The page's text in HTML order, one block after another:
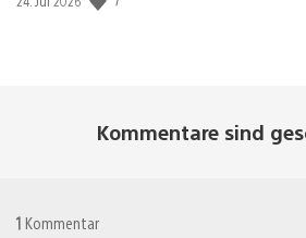
Kommentare sind
1 Kommentar